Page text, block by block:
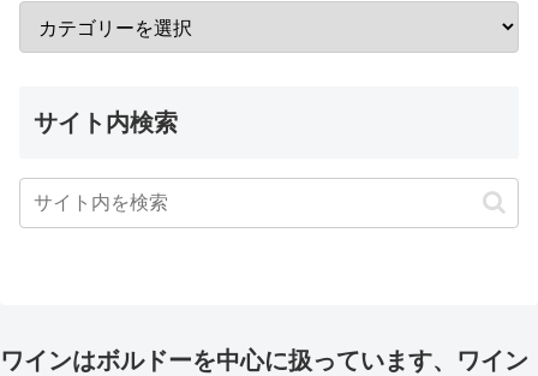
サイト内検索
ワインはボルドーを中心に扱っています、ワイン